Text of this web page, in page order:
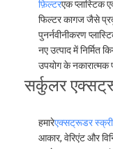
फ़िल्टरएक प्लास्टिक
फिल्टर कागज जैसे
पुनर्नवीनीकरण
नए उत्पाद में निर्मित
उपयोग के नकारात्मक
सर्कुलर
हमारेएक्सट्रूडर
आकार, वेरिएंट और